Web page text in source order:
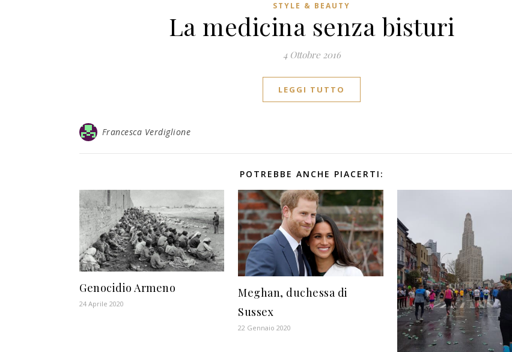
STYLE & BEAUTY
La medicina senza bisturi
4 Ottobre 2016
LEGGI TUTTO
Francesca Verdiglione
POTREBBE ANCHE PIACERTI:
Genocidio Armeno
24 Aprile 2020
Meghan, duchessa di
Sussex
22 Gennaio 2020